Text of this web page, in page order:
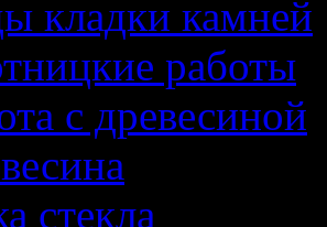
кладки камней
работы
с древесиной
стекла